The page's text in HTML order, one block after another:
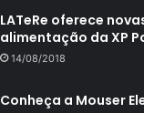
LATeRe oferece
alimentação da XP
14/08/2018
Conheça a Mouser